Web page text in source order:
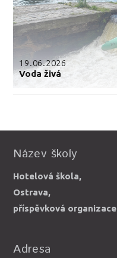
19.06.2026
Voda živá
Název školy
Hotelová škola,
Ostrava,
příspěvková organizace
Adresa